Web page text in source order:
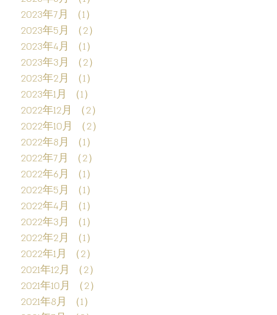
2023年7月
（1）
2023年5月
（2）
2023年4月
（1）
2023年3月
（2）
2023年2月
（1）
2023年1月
（1）
2022年12月
（2）
2022年10月
（2）
2022年8月
（1）
2022年7月
（2）
2022年6月
（1）
2022年5月
（1）
2022年4月
（1）
2022年3月
（1）
2022年2月
（1）
2022年1月
（2）
2021年12月
（2）
2021年10月
（2）
2021年8月
（1）